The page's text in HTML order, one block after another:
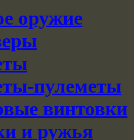
оружие
пулеметы
винтовки
и ружья